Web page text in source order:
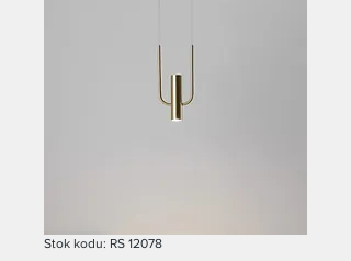
Stok kodu: RS 12078